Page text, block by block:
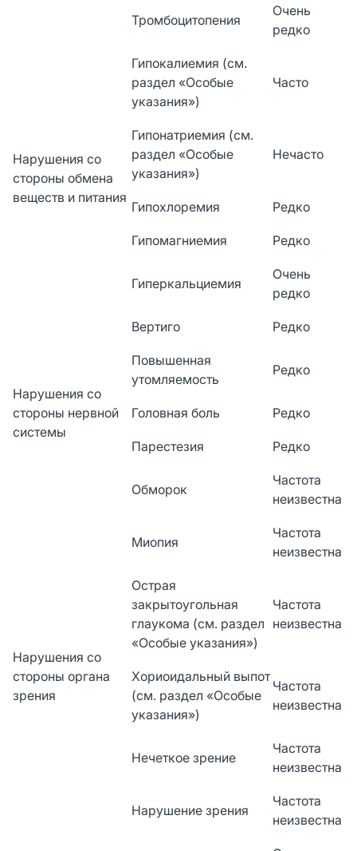
Тромбоцитопения
Очень
редко
Нарушения со
стороны обмена
веществ и питания
Гипокалиемия (см.
раздел «Особые
указания»)
Часто
Гипонатриемия (см.
раздел «Особые
указания»)
Нечасто
Гипохлоремия Редко
Гипомагниемия Редко
Гиперкальциемия
Очень
редко
Нарушения со
стороны нервной
системы
Вертиго Редко
Повышенная
утомляемость
Редко
Головная боль Редко
Парестезия Редко
Обморок
Частота
неизвестна
Нарушения со
стороны органа
зрения
Миопия
Частота
неизвестна
Острая
закрытоугольная
глаукома (см. раздел
«Особые указания»)
Частота
неизвестна
Хориоидальный выпот
(см. раздел «Особые
указания»)
Частота
неизвестна
Нечеткое зрение
Частота
неизвестна
Нарушение зрения
Частота
неизвестна